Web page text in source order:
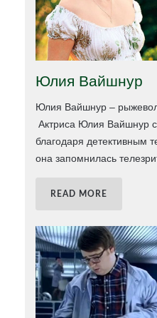
Юлия Вайшнур
Юлия Вайшнур –
Актриса Юлия Вайшнур
благодаря детективным
она запомнилась
READ MORE